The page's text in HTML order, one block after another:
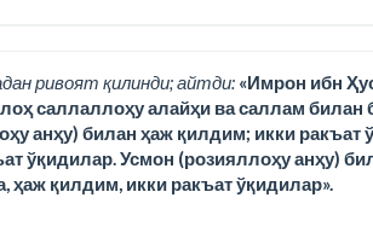
ривоят қилинди; айтди: «Имрон ибн
саллаллоҳу алайҳи ва саллам билан
анҳу) билан ҳаж қилдим; икки
ўқидилар. Усмон (розияллоҳу анҳу)
ҳаж қилдим, икки ракъат ўқидилар».